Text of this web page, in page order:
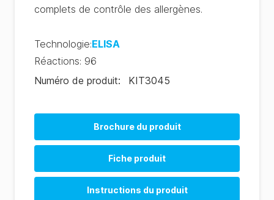
complets de contrôle des allergènes.
Technologie:ELISA
Réactions: 96
Numéro de produit: KIT3045
Brochure du produit
Allergen Product Range (CN)
Fiche produit
Instructions du produit